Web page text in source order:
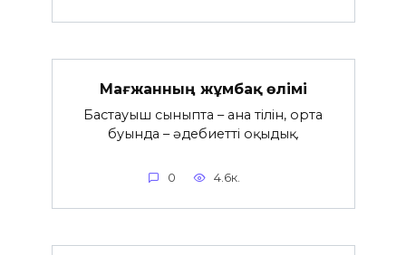
Мағжанның жұмбақ өлімі
Бастауыш сыныпта – ана тілін, орта
буында – әдебиетті оқыдық.
0 4.6к.